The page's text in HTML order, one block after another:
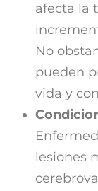
afecta la
No
pueden
vida y
lesiones